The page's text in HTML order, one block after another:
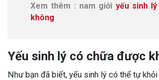
Xem thêm : nam giới yếu sinh
không
Yếu sinh lý có chữa được
Như bạn đã biết, yếu sinh lý có thể tự